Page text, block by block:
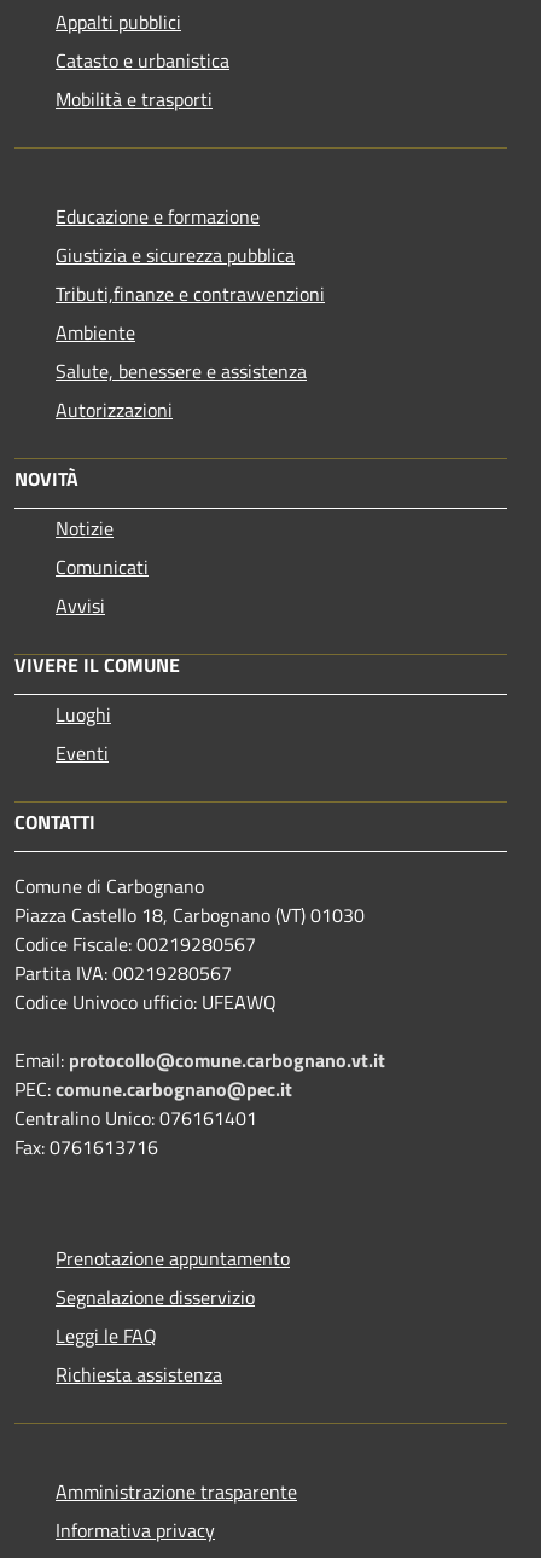
Appalti pubblici
Catasto e urbanistica
Mobilità e trasporti
Educazione e formazione
Giustizia e sicurezza pubblica
Tributi,finanze e contravvenzioni
Ambiente
Salute, benessere e assistenza
Autorizzazioni
NOVITÀ
Notizie
Comunicati
Avvisi
VIVERE IL COMUNE
Luoghi
Eventi
CONTATTI
Comune di Carbognano
Piazza Castello 18, Carbognano (VT) 01030
Codice Fiscale: 00219280567
Partita IVA: 00219280567
Codice Univoco ufficio: UFEAWQ
Email: protocollo@comune.carbognano.vt.it
PEC:comune.carbognano@pec.it
Centralino Unico: 076161401
Fax: 0761613716
Prenotazione appuntamento
Segnalazione disservizio
Leggi le FAQ
Richiesta assistenza
Amministrazione trasparente
Informativa privacy